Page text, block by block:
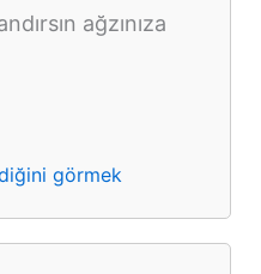
ağzınıza
görmek